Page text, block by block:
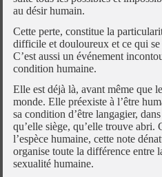
au désir humain.
Cette perte, constitue la
difficile et douloureux et ce qui se
C’est aussi un événement
condition humaine.
Elle est déjà là, avant même que
monde. Elle préexiste à l’être
sa condition d’être langagier,
qu’elle siège, qu’elle trouve abri.
l’espèce humaine, cette note
organise toute la différence entre
sexualité humaine.